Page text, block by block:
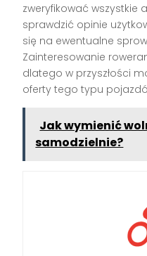
zweryfikować wszystkie
sprawdzić opinie
się na ewentualne
Zainteresowanie
dlatego w przyszłości
oferty tego typu
Jak wymienić
samodzielnie?